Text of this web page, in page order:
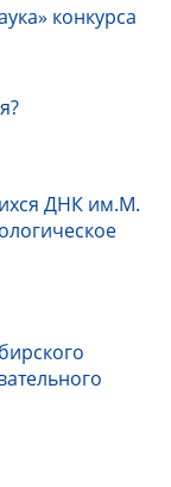
конкурса
ДНК им.М.